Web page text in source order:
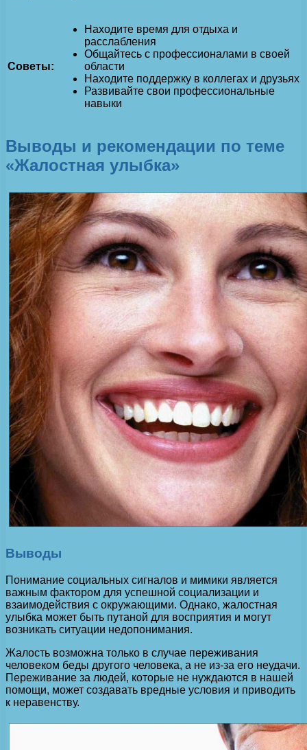
Советы:
Находите время для отдыха и
расслабления
Общайтесь с профессионалами в своей
области
Находите поддержку в коллегах и друзьях
Развивайте свои профессиональные
навыки
Выводы и рекомендации по теме
«Жалостная улыбка»
Выводы
Понимание социальных сигналов и мимики является
важным фактором для успешной социализации и
взаимодействия с окружающими. Однако, жалостная
улыбка может быть путаной для восприятия и могут
возникать ситуации недопонимания.
Жалость возможна только в случае переживания
человеком беды другого человека, а не из-за его неудачи.
Переживание за людей, которые не нуждаются в нашей
помощи, может создавать вредные условия и приводить
к неравенству.